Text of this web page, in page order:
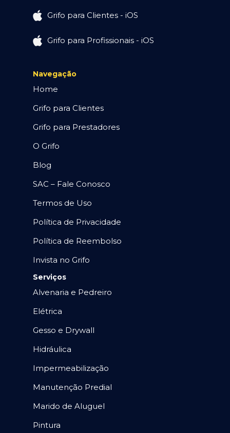
Grifo para Clientes - iOS
Grifo para Profissionais - iOS
Navegação
Home
Grifo para Clientes
Grifo para Prestadores
O Grifo
Blog
SAC – Fale Conosco
Termos de Uso
Política de Privacidade
Política de Reembolso
Invista no Grifo
Serviços
Alvenaria e Pedreiro
Elétrica
Gesso e Drywall
Hidráulica
Impermeabilização
Manutenção Predial
Marido de Aluguel
Pintura